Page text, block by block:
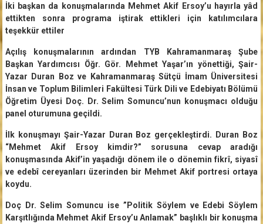
İki başkan da konuşmalarında Mehmet Akif Ersoy’u hayırla yâd
ettikten sonra programa iştirak ettikleri için katılımcılara
teşekkür ettiler
Açılış konuşmalarının ardından TYB Kahramanmaraş Şube
Başkan Yardımcısı Öğr. Gör. Mehmet Yaşar’ın yönettiği, Şair-
Yazar Duran Boz ve Kahramanmaraş Sütçü İmam Üniversitesi
İnsan ve Toplum Bilimleri Fakültesi Türk Dili ve Edebiyatı Bölümü
Öğretim Üyesi Doç. Dr. Selim Somuncu’nun konuşmacı olduğu
panel oturumuna geçildi.
İlk konuşmayı Şair-Yazar Duran Boz gerçekleştirdi. Duran Boz
“Mehmet Akif Ersoy kimdir?” sorusuna cevap aradığı
konuşmasında Akif’in yaşadığı dönem ile o dönemin fikrî, siyasî
ve edebî cereyanları üzerinden bir Mehmet Akif portresi ortaya
koydu.
Doç Dr. Selim Somuncu ise ”Politik Söylem ve Edebi Söylem
Karşıtlığında Mehmet Akif Ersoy’u Anlamak” başlıklı bir konuşma